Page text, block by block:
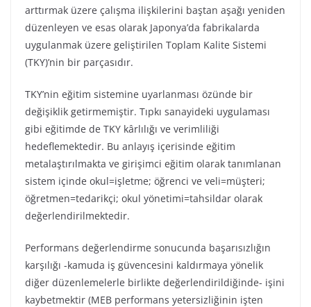
arttırmak üzere çalışma ilişkilerini baştan aşağı yeniden
düzenleyen ve esas olarak Japonya’da fabrikalarda
uygulanmak üzere geliştirilen Toplam Kalite Sistemi
(TKY)’nin bir parçasıdır.
TKY’nin eğitim sistemine uyarlanması özünde bir
değişiklik getirmemiştir. Tıpkı sanayideki uygulaması
gibi eğitimde de TKY kârlılığı ve verimliliği
hedeflemektedir. Bu anlayış içerisinde eğitim
metalaştırılmakta ve girişimci eğitim olarak tanımlanan
sistem içinde okul=işletme; öğrenci ve veli=müşteri;
öğretmen=tedarikçi; okul yönetimi=tahsildar olarak
değerlendirilmektedir.
Performans değerlendirme sonucunda başarısızlığın
karşılığı -kamuda iş güvencesini kaldırmaya yönelik
diğer düzenlemelerle birlikte değerlendirildiğinde- işini
kaybetmektir (MEB performans yetersizliğinin işten